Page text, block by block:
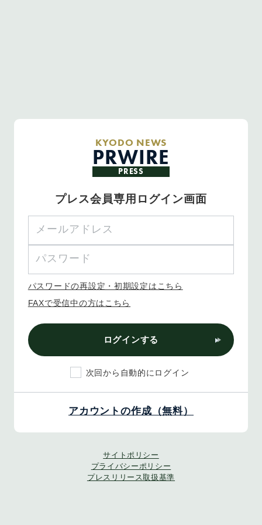
KYODO NEWS
PRWIRE
PRESS
プレス会員専用ログイン画面
パスワードの再設定・初期設定はこちら
FAXで受信中の方はこちら
ログインする
次回から自動的にログイン
アカウントの作成（無料）
サイトポリシー
プライバシーポリシー
プレスリリース取扱基準